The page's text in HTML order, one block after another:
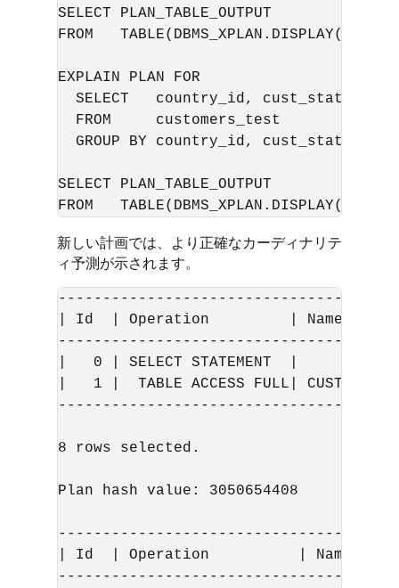
SELECT PLAN_TABLE_OUTPUT
FROM
EXPLAIN PLAN FOR
SELECT   country_id,
  FROM     customers_test
GROUP BY country_id,
SELECT PLAN_TABLE_OUTPUT
新しい計画では、より正確なカーディナリテ
ィ予測が示されます。
| Id  | Operation         | Name
|   0 | SELECT STATEMENT  |
|   1 |  TABLE ACCESS FULL|
8 rows selected.
Plan hash value: 3050654408
| Id  | Operation          | Name